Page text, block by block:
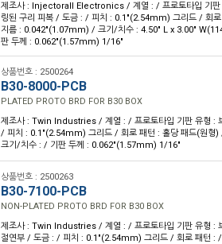
제조사 : Injectorall Electronics / 계열 : / 프로토타입 기판
링된 구리 피복 / 도금 : / 피치 : 0.1"(2.54mm) 그리드 / 회
지름 : 0.042"(1.07mm) / 크기/치수 : 4.50" L x 3.00"
판 두께 : 0.062"(1.57mm) 1/16"
상품번호 : 2500264
B30-8000-PCB
PLATED PROTO BRD FOR B30 BOX
제조사 : Twin Industries / 계열 : / 프로토타입 기판 유형 :
/ 피치 : 0.1"(2.54mm) 그리드 / 회로 패턴 : 홀당 패드(원형
크기/치수 : / 기판 두께 : 0.062"(1.57mm) 1/16"
상품번호 : 2500263
B30-7100-PCB
NON-PLATED PROTO BRD FOR B30 BOX
제조사 : Twin Industries / 계열 : / 프로토타입 기판 유형 :
절연부 / 도금 : / 피치 : 0.1"(2.54mm) 그리드 / 회로 패턴 :